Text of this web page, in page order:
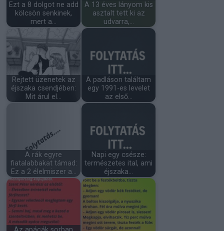
Ezt a 8 dolgot ne add
kölcsön senkinek,
mert a…
A 13 éves lányom kis
asztalt tett ki az
udvarra,…
Rejtett üzenetek az
éjszaka csendjében:
Mit árul el…
A padláson találtam
egy 1991-es levelet
az első…
A rák egyre
fiatalabbakat támad:
Ez a 2 élelmiszer a…
Napi egy csésze:
természetes ital, ami
éjszaka…